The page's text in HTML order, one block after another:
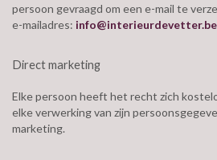
persoon gevraagd om een e-mail te
e-mailadres: info@interieurdevetter.be
Direct marketing
Elke persoon heeft het recht zich
elke verwerking van zijn
marketing.